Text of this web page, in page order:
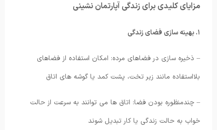
مزایای کلیدی برای زندگی آپارتمان نشینی
۱. بهینه سازی فضای زندگی
– ذخیره سازی در فضاهای مرده: امکان استفاده از فضاهای
بلااستفاده مانند زیر تخت، پشت کمد یا گوشه های اتاق
– چندمنظوره بودن فضا: اتاق ها می توانند به سرعت از حالت
خواب به حالت زندگی یا کار تبدیل شوند